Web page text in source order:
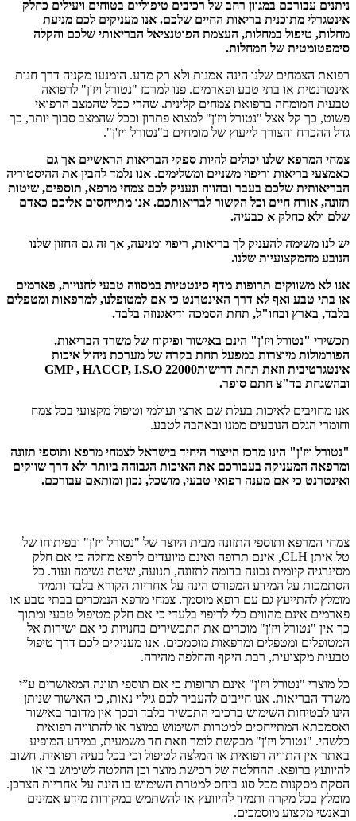
ניתנים עבורכם במגוון רחב של רכיבים טיפוליים בטוחים ויעילים כחלק
אינטגרלי מתוכנית בריאות החיים שלכם. אנו מעניקים לכם מניעת
מחלות, טיפול במחלות, העצמת הפוטנציאל הבריאותי שלכם והקלה
סימפטומטית של המחלות.
רפואת הצמחים שלנו הינה אמנות ולא רק מדע. הימנעו מקניה דרך חנות
אינטרנטית או בתי טבע ופארמים. פנו למרכז "נטורל ויז'ן" לרפואה
טבעית המומחה ברפואת צמחים קלינית. שהרי ככל שהמצב הרפואי
פשוט, כך קל אצל "נטורל ויז'ן" למצוא פתרון וככל שהמצב סבוך יותר, כך
גדל ההכרח והצורך לייעוץ של מומחים ב"נטורל ויז'ן".
צמחי המרפא שלנו יכולים להיות ספקי הבריאות הראשיים אך גם
כאמצעי בריאות וריפוי משניים ומשלימים. אנו נלמד להבין את ההיסטוריה
הבריאותית שלכם בעבר ובהווה ונעניק לכם צמחי מרפא, תוספים, שיטות
תזונה, אורח חיים וכל הקשור לבריאותכם. אנו מתייחסים אליכם כאדם
שלם ולא כחלק א כבעיה.
יש לנו משימה להעניק לך בריאות, ריפוי ומניעה, אך זה גם החזון שלנו
הנובע מהמקצועיות שלנו.
אנו לא משווקים תרופות מדף סינטטיות במסווה טבעי לחנויות, פארמים
או בתי טבע ואף לא דרך האינטרנט כי אם למטופלנו, למרפאות ומטפלים
בלבד, בארץ ובחו"ל, תחת הסמכה ודיאגנוזה בלבד.
תכשירי "נטורל ויז'ן" הינם באישור ופיקוח של משרד הבריאות.
הפורמולות מיוצרות במפעל תחת בקרה של מערכת ניהול איכות
אינטגרטיבית וזאת תחת דרישותGMP , HACCP, I.S.O 22000
ובהשגחת בד"צ חתם סופר.
אנו מחויבים לאיכות בעלת שם ארצי ועולמי וטיפול מקצועי בכל צמח
וחומרי הגלם הנובעים ממנו ובאהבה לטבע.
"נטורל ויז'ן" הינו מרכז הייצור היחיד בישראל לצמחי מרפא ותוספי תזונה
ומרפאה המעניקה בעבורכם את האיכות הגבוהה ביותר ולא דרך שווקים
ואינטרנט כי אם מענה רפואי טבעי, מושכל, נכון ומותאם עבורכם.
צמחי המרפא ותוספי התזונה מבית היוצר של "נטורל ויז'ן" ובפיתוחו של
טל איתן CLH, אינם תרופה ואינם מיועדים לרפא מחלה כי אם חלק
מסינרגיה קיומית נכונה בדומה לתזונה, תנועה, שיטת נשימה ועוד. כל
הסתמכות על המידע המפורט הינה על אחריות הקורא בלבד ותמיד
מומלץ להתייעץ גם עם רופא מוסמך. צמחי מרפא הנמכרים בבתי טבע או
פארמים אינם מהווים כלי לריפוי בלעדי כי אם חלק מטיפול טבעי ומתוך
כך אין "נטורל ויז'ן" מוכרים את התכשירים בחנויות כי אם ישירות אל
המטופלים ומטפלים ומרפאות מוסמכים. אנו מעניקים לכם דרך טיפול
טבעית מקצועית, רבת היקף והחלפה מהירה.
כל מוצרי "נטורל ויז'ן" אינם תרופות כי אם תוספי תזונה המאושרים ע”י
משרד הבריאות. אנו חייבים להעביר לכם גילוי נאות, כי האישור שניתן
הינו לבטיחות השימוש ברכיבי התכשיר בלבד ובכך אין מדובר באישור
ואסמכתא המתייחסים למטרות השימוש במוצר או להתוויה רפואית
כלשהי. "נטורל ויז'ן" מבקשת לומר וזאת חד משמעית, במידע המופיע
באתר אין התוויה רפואית או המלצה לטיפול וכי בכל בעיה רפואית, חשוב
להיוועץ ברופא. ההחלטה של רכישת מוצר וכן החלטה לשימוש בו או
הסקת מסקנות מכל סוג ביחס למטרת השימוש בו הינה על אחריות הצרכן.
מומלץ בכל מקרה ותמיד להיוועץ או להשתמש במקורות מידע אמינים
ובאנשי מקצוע מוסמכים.